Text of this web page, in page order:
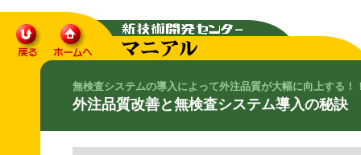
無検査システムの導入によって外注品質が大幅に向上する！
外注品質改善と無検査システム導入の秘訣